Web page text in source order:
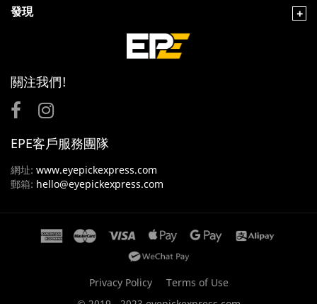
發現
關注我們!
EPE客戶服務團隊
網址: www.eyepickexpress.com
郵箱: hello@eyepickexpress.com
Privacy Policy
Terms of Use